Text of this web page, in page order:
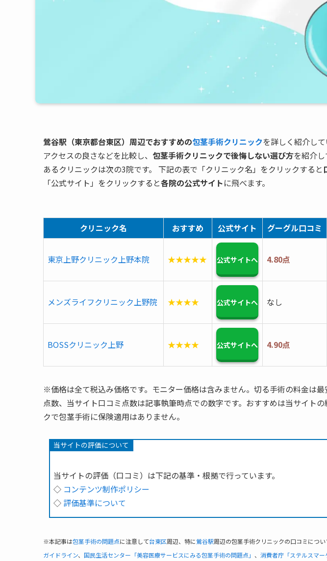
鶯谷駅（東京都台東区）周辺でおすすめの包茎手術クリニックを詳しく紹介して
アクセスの良さなどを比較し、 包茎手術クリニックで後悔しない選び方を紹介
あるクリニックは次の3院です。 下記の表で「クリニック名」をクリックすると
「公式サイト」をクリックすると各院の公式サイトに飛べます。
クリニック名 おすすめ 公式サイト グーグル口コミ
東京上野クリニック上野本院 ★★★★★ 公式サイトへ 4.80点
メンズライフクリニック上野院 ★★★★ 公式サイトへ なし
BOSSクリニック上野 ★★★★ 公式サイトへ 4.90点
※価格は全て税込み価格です。モニター価格は含みません。切る手術の料金は
点数、当サイト口コミ点数は記事執筆時点での数字です。おすすめは当サイト
クで包茎手術に保険適用はありません。
当サイトの評価について
当サイトの評価（口コミ）は下記の基準・根拠で行っています。
◇ コンテンツ制作ポリシー
◇ 評価基準について
※本記事は包茎手術の問題点に注意して台東区周辺、特に鶯谷駅周辺の包茎手術クリニックの口コミについ
ガイドライン、 国民生活センター「美容医療サービスにみる包茎手術の問題点」 、 消費者庁「ステルスマー